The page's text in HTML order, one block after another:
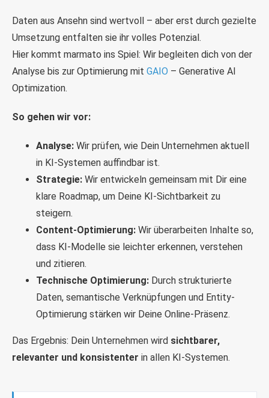
Daten aus Ansehn sind wertvoll – aber erst durch gezielte
Umsetzung entfalten sie ihr volles Potenzial.
Hier kommt marmato ins Spiel: Wir begleiten dich von der
Analyse bis zur Optimierung mit GAIO – Generative AI
Optimization.
So gehen wir vor:
Analyse:Wir prüfen, wie Dein Unternehmen aktuell
in KI-Systemen auffindbar ist.
Strategie:Wir entwickeln gemeinsam mit Dir eine
klare Roadmap, um Deine KI-Sichtbarkeit zu
steigern.
Content-Optimierung:Wir überarbeiten Inhalte so,
dass KI-Modelle sie leichter erkennen, verstehen
und zitieren.
Technische Optimierung:Durch strukturierte
Daten, semantische Verknüpfungen und Entity-
Optimierung stärken wir Deine Online-Präsenz.
Das Ergebnis: Dein Unternehmen wird sichtbarer,
relevanter und konsistenter in allen KI-Systemen.